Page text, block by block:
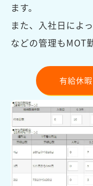
ます。
また、入社日によ
などの管理もMOT
有給休